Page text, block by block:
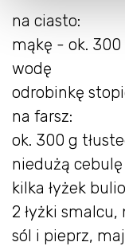
na ciasto:
mąkę - ok. 300
wodę
odrobinkę
na farsz:
ok. 300 g
niedużą cebulę
kilka łyżek
2 łyżki
sól i pieprz,